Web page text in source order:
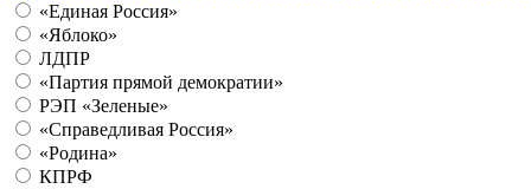
«Единая Россия»
«Яблоко»
ЛДПР
«Партия прямой демократии»
РЭП «Зеленые»
«Справедливая Россия»
«Родина»
КПРФ